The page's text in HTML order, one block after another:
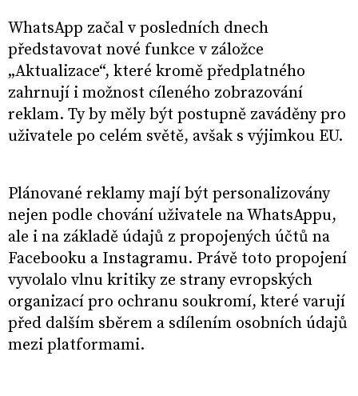
WhatsApp začal v posledních dnech
představovat nové funkce v záložce
„Aktualizace“, které kromě předplatného
zahrnují i možnost cíleného zobrazování
reklam. Ty by měly být postupně zaváděny pro
uživatele po celém světě, avšak s výjimkou EU.
Plánované reklamy mají být personalizovány
nejen podle chování uživatele na WhatsAppu,
ale i na základě údajů z propojených účtů na
Facebooku a Instagramu. Právě toto propojení
vyvolalo vlnu kritiky ze strany evropských
organizací pro ochranu soukromí, které varují
před dalším sběrem a sdílením osobních údajů
mezi platformami.